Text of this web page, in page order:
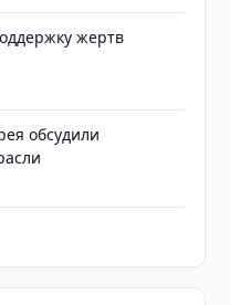
жертв
обсудили